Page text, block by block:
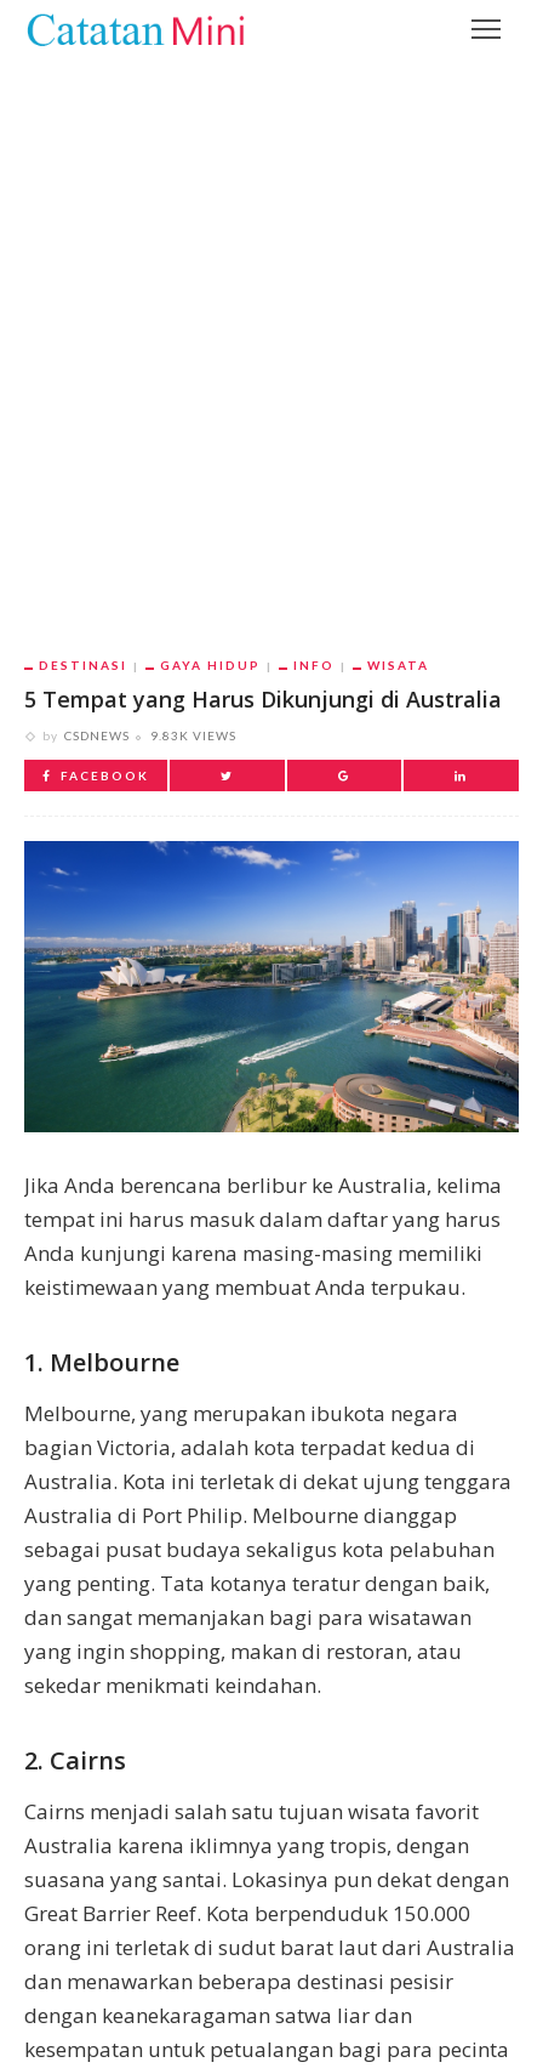
DESTINASI GAYA HIDUP INFO WISATA
5 Tempat yang Harus Dikunjungi di Australia
by CSDNEWS 9.83K VIEWS
FACEBOOK
Jika Anda berencana berlibur ke Australia, kelima
tempat ini harus masuk dalam daftar yang harus
Anda kunjungi karena masing-masing memiliki
keistimewaan yang membuat Anda terpukau.
1. Melbourne
Melbourne, yang merupakan ibukota negara
bagian Victoria, adalah kota terpadat kedua di
Australia. Kota ini terletak di dekat ujung tenggara
Australia di Port Philip. Melbourne dianggap
sebagai pusat budaya sekaligus kota pelabuhan
yang penting. Tata kotanya teratur dengan baik,
dan sangat memanjakan bagi para wisatawan
yang ingin shopping, makan di restoran, atau
sekedar menikmati keindahan.
2. Cairns
Cairns menjadi salah satu tujuan wisata favorit
Australia karena iklimnya yang tropis, dengan
suasana yang santai. Lokasinya pun dekat dengan
Great Barrier Reef. Kota berpenduduk 150.000
orang ini terletak di sudut barat laut dari Australia
dan menawarkan beberapa destinasi pesisir
dengan keanekaragaman satwa liar dan
kesempatan untuk petualangan bagi para pecinta